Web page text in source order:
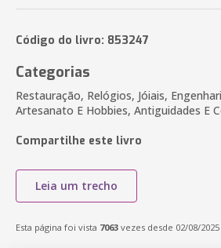
Código do livro: 853247
Categorias
Restauração, Relógios, Jóiais,
Artesanato E Hobbies, Antiguidades E
Compartilhe este livro
Leia um trecho
Esta página foi vista 7063 vezes desde 02/08/2025